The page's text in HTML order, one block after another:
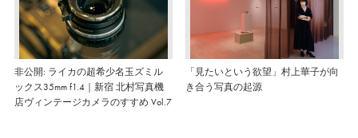
非公開: ライカの超希少名玉ズミル
ックス35mm f1.4｜新宿 北村写真機
店ヴィンテージカメラのすすめ Vol.7
「見たいという欲望」村上華子が向
き合う写真の起源